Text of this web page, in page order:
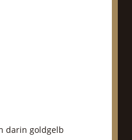
darin goldgelb